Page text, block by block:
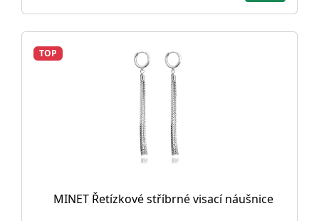
TOP
MINET Řetízkové stříbrné visací náušnice